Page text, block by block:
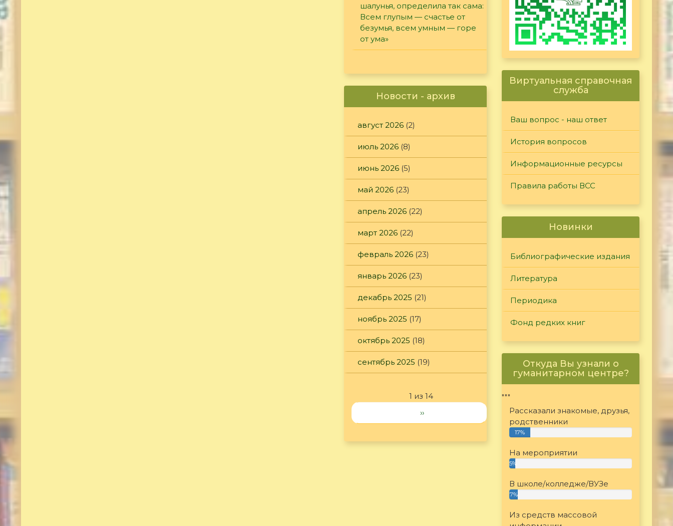
шалунья, определила так сама:
Всем глупым — счастье от
безумья, всем умным — горе
от ума»
Новости - архив
август 2026 (2)
июль 2026 (8)
июнь 2026 (5)
май 2026 (23)
апрель 2026 (22)
март 2026 (22)
февраль 2026 (23)
январь 2026 (23)
декабрь 2025 (21)
ноябрь 2025 (17)
октябрь 2025 (18)
сентябрь 2025 (19)
1 из 14
››
Виртуальная справочная
служба
Ваш вопрос - наш ответ
История вопросов
Информационные ресурсы
Правила работы ВСС
Новинки
Библиографические издания
Литература
Периодика
Фонд редких книг
Откуда Вы узнали о
гуманитарном центре?
"""
Рассказали знакомые, друзья,
родственники
17%
На мероприятии
5%
В школе/колледже/ВУЗе
7%
Из средств массовой